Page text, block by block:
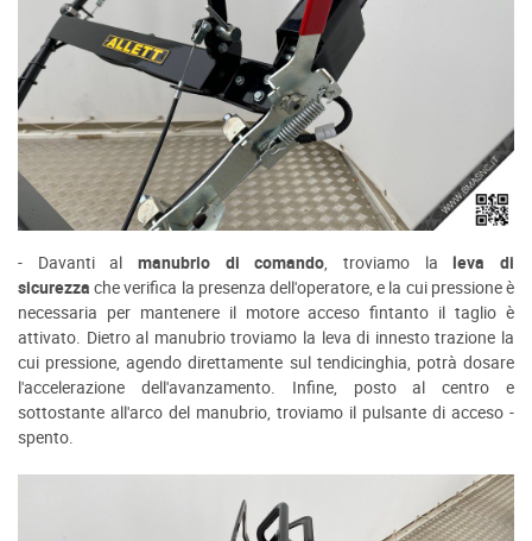
- Davanti almanubrio di comando, troviamo laleva di
sicurezza che verifica la presenza dell'operatore, e la cui pressione è
necessaria per mantenere il motore acceso fintanto il taglio è
attivato. Dietro al manubrio troviamo la leva di innesto trazione la
cui pressione, agendo direttamente sul tendicinghia, potrà dosare
l'accelerazione dell'avanzamento. Infine, posto al centro e
sottostante all'arco del manubrio, troviamo il pulsante di acceso -
spento.